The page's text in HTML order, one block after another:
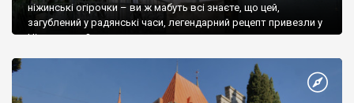
ніжинські огірочки – ви ж мабуть всі знаєте, що цей,
загублений у радянські часи, легендарний рецепт привезли у
Ніжин греки?